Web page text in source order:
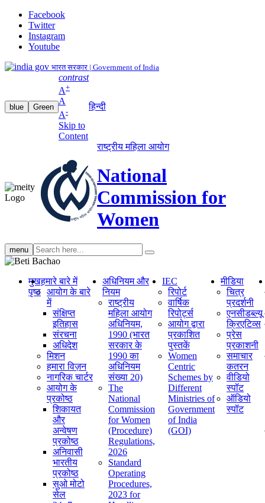
Facebook
Twitter
Instagram
Youtube
भारत सरकार | Government of India
blue Green
contrast
A+
A
A-
Skip to
Content
हिन्दी
राष्ट्रीय महिला आयोग
National
Commission for
Women
menu Search
search
मुख
पृष्ठ
हमारे बारे में
आयोग के बारे
में
संक्षिप्‍त
इतिहास
संरचना
अधिदेश
मिशन
हमारा विज़न
नागरिक चार्टर
आयोग के
प्रकोष्ठ
शिकायत
और
अन्वेषण
प्रकोष्ठ
अनिवासी
भारतीय
प्रकोष्ठ
सुओ मोटो
सेल
अधिनियम और
नियम
राष्ट्रीय
महिला आयोग
अधिनियम,
1990 (भारत
सरकार के
1990 का
अधिनियम
संख्या 20)
The
National
Commission
for Women
(Procedure)
Regulations,
2026
Standard
Operating
Procedures,
2023 for
IEC
रिपोर्ट
वार्षिक
रिपोर्ट्स
आयोग द्वारा
प्रकाशित
पुस्तकें
Women
Centric
Schemes by
Different
Ministries of
Government
of India
(GOI)
मीडिया
चित्र
प्रदर्शनी
एनसीडब्ल्यू
क्रिएटिव्स
प्रेस
प्रकाशनी
समाचार
कतरन
वीडियो
स्पॉट
ऑडियो
स्पॉट